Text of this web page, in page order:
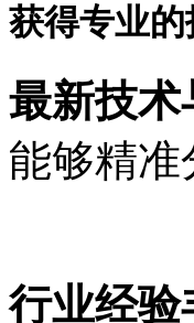
获得专业
最新技术
能够精
行业经验